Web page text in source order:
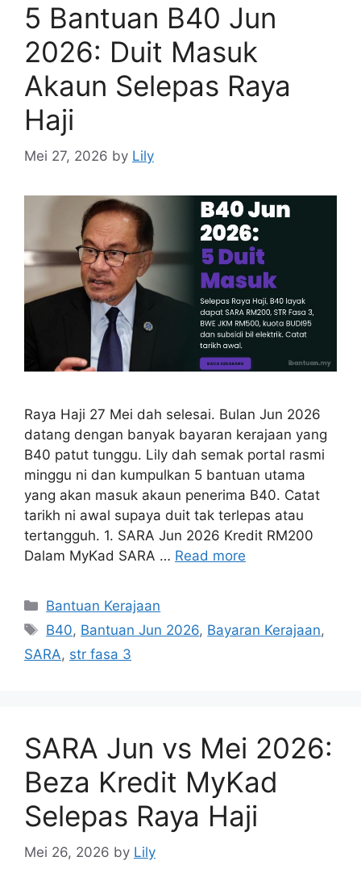
5 Bantuan B40 Jun
2026: Duit Masuk
Akaun Selepas Raya
Haji
Mei 27, 2026 by Lily
Raya Haji 27 Mei dah selesai. Bulan Jun 2026
datang dengan banyak bayaran kerajaan yang
B40 patut tunggu. Lily dah semak portal rasmi
minggu ni dan kumpulkan 5 bantuan utama
yang akan masuk akaun penerima B40. Catat
tarikh ni awal supaya duit tak terlepas atau
tertangguh. 1. SARA Jun 2026 Kredit RM200
Dalam MyKad SARA … Read more
Categories
Bantuan Kerajaan
Tags
B40, Bantuan Jun 2026, Bayaran Kerajaan,
SARA, str fasa 3
SARA Jun vs Mei 2026:
Beza Kredit MyKad
Selepas Raya Haji
Mei 26, 2026 by Lily